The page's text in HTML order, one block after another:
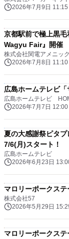
2026年7月9日 11:15
京都駅前で極上黒
Wagyu Fair』開催
株式会社関電アメニッ
2026年7月8日 11:10
広島ホームテレビ
広島ホームテレビ
2026年7月7日 12:00
夏の大感謝祭ピタ
7/6(月)スタート！
広島ホームテレビ
2026年6月23日
マロリーポークス
株式会社57
2026年5月29日
マロリーポークス